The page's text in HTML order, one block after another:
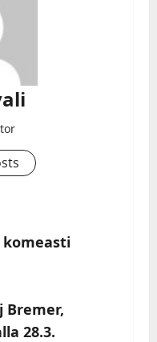
Bremer,
28.3.